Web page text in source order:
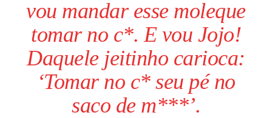
vou mandar esse moleque
tomar no c*. E vou Jojo!
Daquele jeitinho carioca:
‘Tomar no c* seu pé no
saco de m***’.